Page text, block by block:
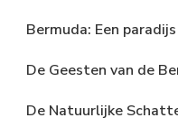
Bermuda: Een
De Geesten van de
De Natuurlijke